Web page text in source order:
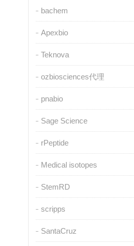
bachem
Apexbio
Teknova
ozbiosciences代理
pnabio
Sage Science
rPeptide
Medical isotopes
StemRD
scripps
SantaCruz